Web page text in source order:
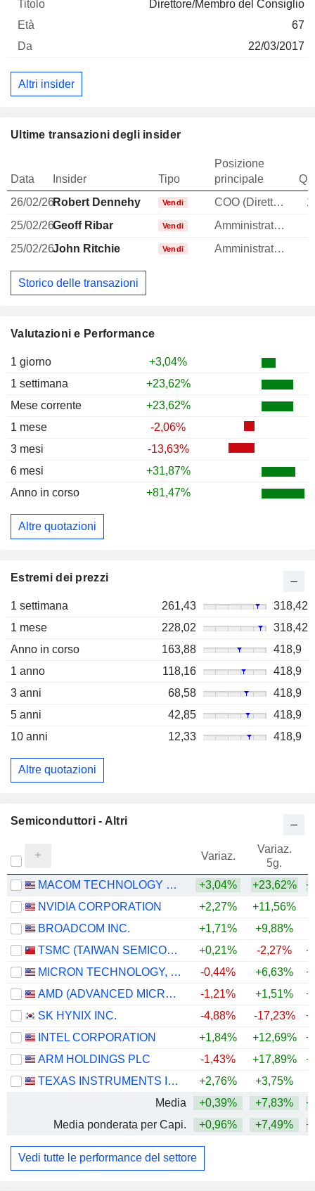
Valutazioni e Performance
1 giorno
+3,04%
1 settimana
+23,62%
Mese corrente
+23,62%
1 mese
-2,06%
3 mesi
-13,63%
6 mesi
+31,87%
Anno in corso
+81,47%
Altre quotazioni
Estremi dei prezzi
1 settimana 261,43
318,42
1 mese
228,02
318,42
Anno in corso
163,88
418,9
1 anno
118,16
418,9
3 anni
68,58
418,9
5 anni
42,85
418,9
10 anni
12,33 418,9
Altre quotazioni
Direttore/Membro del Consiglio
67
22/03/2017
Altri insider
Ultime transazioni degli insider
Data Insider Tipo
Posizione
principale
26/02/26Robert Dennehy Vendi COO (Direttore operativo)
25/02/26Geoff Ribar Vendi Amministratore
25/02/26John Ritchie Vendi Amministratore
Storico delle transazioni
Semiconduttori - Altri
Variaz.
Variaz.
5g.
MACOM TECHNOLOGY SOLUTIONS HOLDINGS, INC. +3,04% +23,62%
NVIDIA CORPORATION
+2,27% +11,56%
BROADCOM INC.
+1,71% +9,88%
TSMC (TAIWAN SEMICONDUCTOR MANUFACTURING COMPANY)
+0,21% -2,27%
MICRON TECHNOLOGY, INC.
-0,44% +6,63%
AMD (ADVANCED MICRO DEVICES)
-1,21% +1,51%
SK HYNIX INC.
-4,88% -17,23%
INTEL CORPORATION
+1,84% +12,69%
ARM HOLDINGS PLC
-1,43% +17,89%
TEXAS INSTRUMENTS INCORPORATED
+2,76% +3,75%
Media
+0,39% +7,83%
Media ponderata per Capi.
+0,96% +7,49%
Vedi tutte le performance del settore